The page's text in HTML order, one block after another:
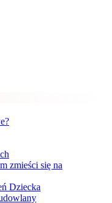
zmieści się na
Dziecka